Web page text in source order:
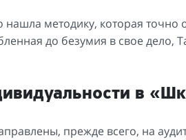
методику, которая
до безумия в свое дело,
в
прежде всего, на